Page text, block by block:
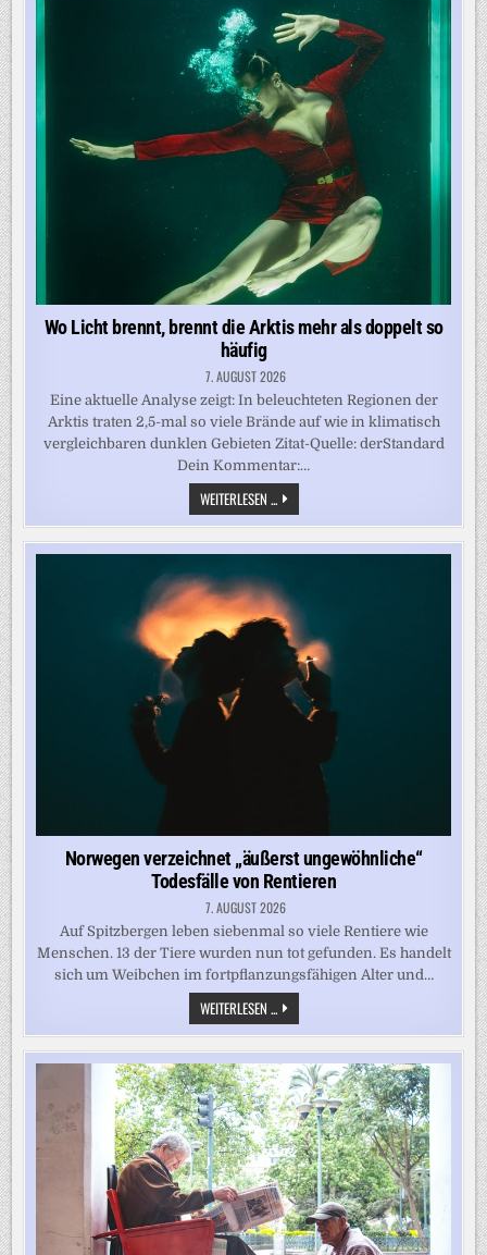
IM
OZEAN
Wo Licht brennt, brennt die Arktis mehr als doppelt so
häufig
7. AUGUST 2026
Eine aktuelle Analyse zeigt: In beleuchteten Regionen der
Arktis traten 2,5-mal so viele Brände auf wie in klimatisch
vergleichbaren dunklen Gebieten Zitat-Quelle: derStandard
Dein Kommentar:…
WEITERLESEN ... WO
LICHT
BRENNT,
BRENNT
DIE
MEHR
ALS
DOPPELT
SO
HÄUFIG
Norwegen verzeichnet „äußerst ungewöhnliche“
Todesfälle von Rentieren
7. AUGUST 2026
Auf Spitzbergen leben siebenmal so viele Rentiere wie
Menschen. 13 der Tiere wurden nun tot gefunden. Es handelt
sich um Weibchen im fortpflanzungsfähigen Alter und…
WEITERLESEN ...NORWEGEN
VERZEICHNET
„ÄUSSERST U
NGEWÖHNLICHE“ T
ODESFÄLLE V
ON R
ENTIEREN